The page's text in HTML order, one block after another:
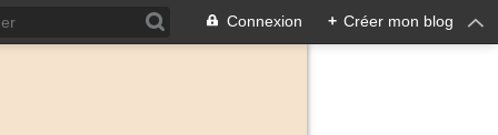
Connexion + Créer mon blog